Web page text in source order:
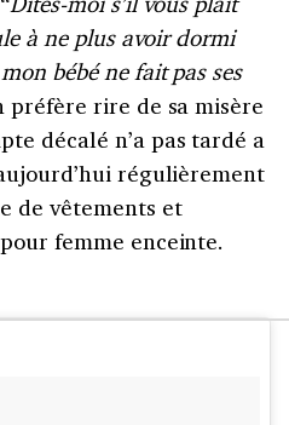
à ne plus avoir dormi
bébé ne fait pas ses
préfère rire de sa misère
décalé n’a pas tardé a
régulièrement
de vêtements et
femme enceinte.